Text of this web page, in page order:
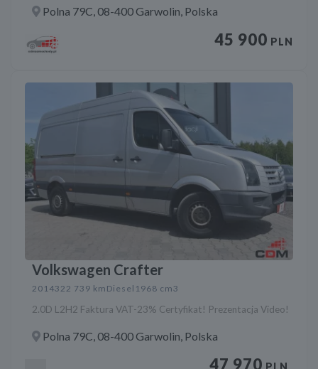
Polna 79C, 08-400 Garwolin, Polska
45 900 PLN
Volkswagen Crafter
2014322 739 km Diesel 1968 cm3
2.0D L2H2 Faktura VAT-23% Certyfikat! Prezentacja Video!
Polna 79C, 08-400 Garwolin, Polska
47 970